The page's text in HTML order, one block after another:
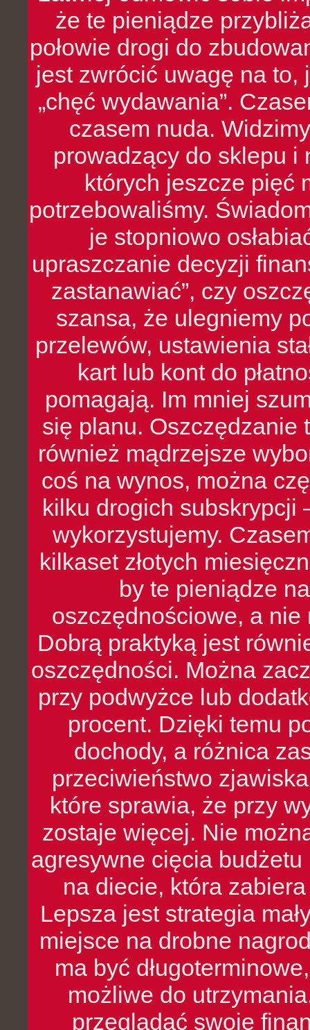
że te pieniądze
połowie drogi do
jest zwrócić uwagę na to,
„chęć wydawania”.
czasem nuda.
prowadzący do sklepu i
których jeszcze pięć
potrzebowaliśmy.
je stopniowo
upraszczanie decyzji
zastanawiać”, czy
szansa, że ulegniemy
przelewów, ustawienia
kart lub kont do
pomagają. Im mniej
się planu. Oszczędzanie
również mądrzejsze
coś na wynos, można
kilku drogich subskrypcji
wykorzystujemy.
kilkaset złotych
by te pieniądze
oszczędnościowe, a nie
Dobrą praktyką jest
oszczędności. Można
przy podwyżce lub
procent. Dzięki temu
dochody, a różnica
przeciwieństwo
które sprawia, że przy
zostaje więcej. Nie
agresywne cięcia
na diecie, która
Lepsza jest strategia
miejsce na drobne
ma być
możliwe do
przeglądać swoje